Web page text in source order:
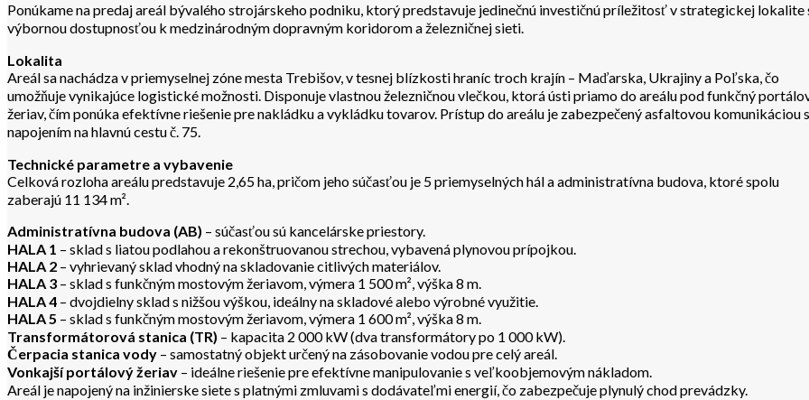
Ponúkame na predaj areál bývalého strojárskeho podniku, ktorý predstavuje jedinečnú investičnú príležitosť v strategickej lokalite
výbornou dostupnosťou k medzinárodným dopravným koridorom a železničnej sieti.
Lokalita
Areál sa nachádza v priemyselnej zóne mesta Trebišov, v tesnej blízkosti hraníc troch krajín – Maďarska, Ukrajiny a Poľska, čo
umožňuje vynikajúce logistické možnosti. Disponuje vlastnou železničnou vlečkou, ktorá ústi priamo do areálu pod funkčný
žeriav, čím ponúka efektívne riešenie pre nakládku a vykládku tovarov. Prístup do areálu je zabezpečený asfaltovou komunikáciou s
napojením na hlavnú cestu č. 75.
Technické parametre a vybavenie
Celková rozloha areálu predstavuje 2,65 ha, pričom jeho súčasťou je 5 priemyselných hál a administratívna budova, ktoré spolu
zaberajú 11 134 m².
Administratívna budova (AB) – súčasťou sú kancelárske priestory.
HALA 1 – sklad s liatou podlahou a rekonštruovanou strechou, vybavená plynovou prípojkou.
HALA 2 – vyhrievaný sklad vhodný na skladovanie citlivých materiálov.
HALA 3 – sklad s funkčným mostovým žeriavom, výmera 1 500 m², výška 8 m.
HALA 4 – dvojdielny sklad s nižšou výškou, ideálny na skladové alebo výrobné využitie.
HALA 5 – sklad s funkčným mostovým žeriavom, výmera 1 600 m², výška 8 m.
Transformátorová stanica (TR) – kapacita 2 000 kW (dva transformátory po 1 000 kW).
Čerpacia stanica vody – samostatný objekt určený na zásobovanie vodou pre celý areál.
Vonkajší portálový žeriav – ideálne riešenie pre efektívne manipulovanie s veľkoobjemovým nákladom.
Areál je napojený na inžinierske siete s platnými zmluvami s dodávateľmi energií, čo zabezpečuje plynulý chod prevádzky.